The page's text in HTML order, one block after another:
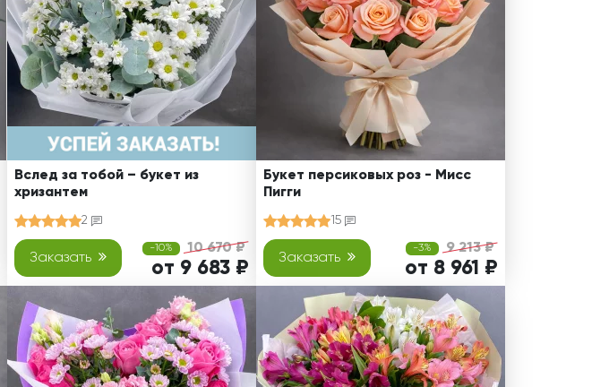
Вслед за тобой – букет из
хризантем
2
Заказать
-10% 10 670 ₽
от 9 683 ₽
Букет персиковых роз - Мисс
Пигги
15
Заказать
-3% 9 213 ₽
от 8 961 ₽